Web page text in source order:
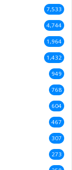
7,533
4,744
1,964
1,432
949
768
604
467
307
273